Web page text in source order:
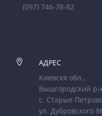
(097) 746-78-82

АДРЕС
Киевскя обл.,
Вышгородский р-
с. Старые
ул. Дубровского